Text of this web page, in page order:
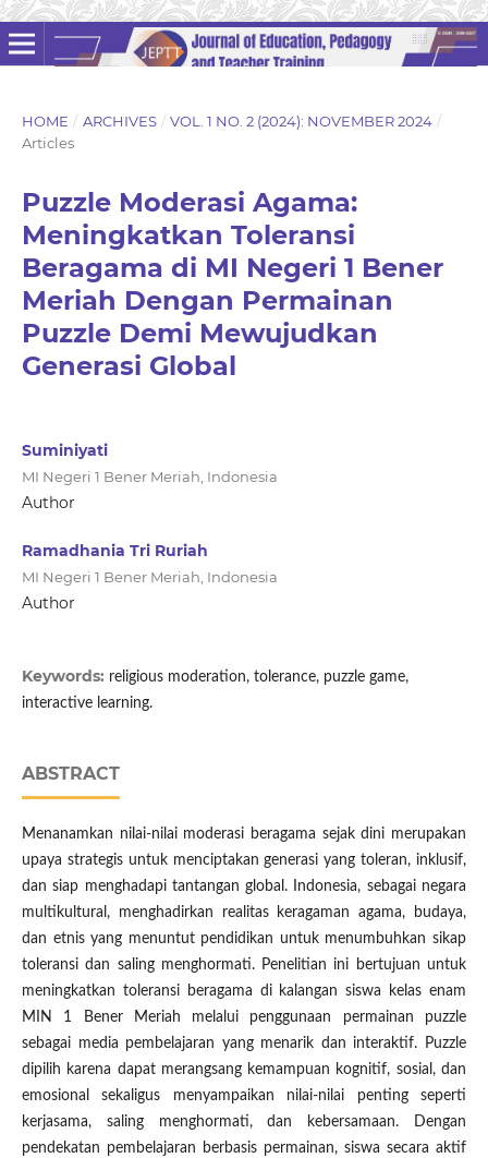
HOME / ARCHIVES / VOL. 1 NO. 2 (2024): NOVEMBER 2024 /
Articles
Puzzle Moderasi Agama:
Meningkatkan Toleransi
Beragama di MI Negeri 1 Bener
Meriah Dengan Permainan
Puzzle Demi Mewujudkan
Generasi Global
Suminiyati
MI Negeri 1 Bener Meriah, Indonesia
Author
Ramadhania Tri Ruriah
MI Negeri 1 Bener Meriah, Indonesia
Author
Keywords: religious moderation, tolerance, puzzle game,
interactive learning.
ABSTRACT
Menanamkan nilai-nilai moderasi beragama sejak dini merupakan
upaya strategis untuk menciptakan generasi yang toleran, inklusif,
dan siap menghadapi tantangan global. Indonesia, sebagai negara
multikultural, menghadirkan realitas keragaman agama, budaya,
dan etnis yang menuntut pendidikan untuk menumbuhkan sikap
toleransi dan saling menghormati. Penelitian ini bertujuan untuk
meningkatkan toleransi beragama di kalangan siswa kelas enam
MIN 1 Bener Meriah melalui penggunaan permainan puzzle
sebagai media pembelajaran yang menarik dan interaktif. Puzzle
dipilih karena dapat merangsang kemampuan kognitif, sosial, dan
emosional sekaligus menyampaikan nilai-nilai penting seperti
kerjasama, saling menghormati, dan kebersamaan. Dengan
pendekatan pembelajaran berbasis permainan, siswa secara aktif